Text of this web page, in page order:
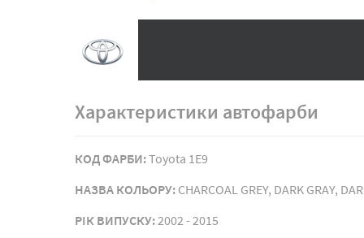
Характеристики автофарби
КОД ФАРБИ:Toyota 1E9
НАЗВА КОЛЬОРУ: CHARCOAL GREY, DARK GRAY,
РIК ВИПУСКУ:2002 - 2015